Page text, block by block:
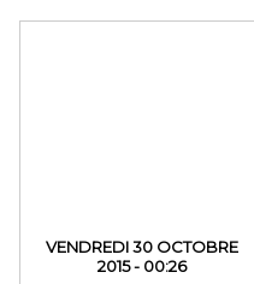
VENDREDI 30 OCTOBRE
2015 - 00:26